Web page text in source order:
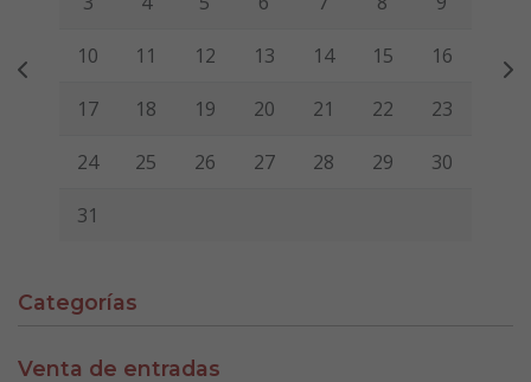
10 11 12 13 14 15 16
17 18 19 20 21 22 23
24 25 26 27 28 29 30
31
Categorías
Venta de entradas